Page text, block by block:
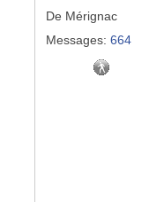
De Mérignac
Messages: 664